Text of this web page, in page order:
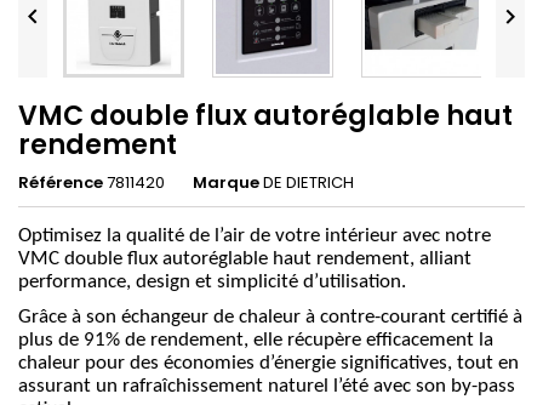
 
VMC double flux autoréglable haut
rendement
Référence7811420 MarqueDE DIETRICH
Optimisez la qualité de l’air de votre intérieur avec notre
VMC double flux autoréglable haut rendement, alliant
performance, design et simplicité d’utilisation.
Grâce à son échangeur de chaleur à contre-courant certifié à
plus de 91% de rendement, elle récupère efficacement la
chaleur pour des économies d’énergie significatives, tout en
assurant un rafraîchissement naturel l’été avec son by-pass